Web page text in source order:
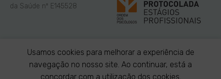
da Saúde nº E145528
Em caso de litígio, o cliente poderá recorrer a umaEntidade de
Resolução de Litígios de Consumo(RAL).Mais informações.
Usamos cookies para melhorar a experiência de
navegação no nosso site. Ao continuar, está a
concordar com a utilização dos cookies.